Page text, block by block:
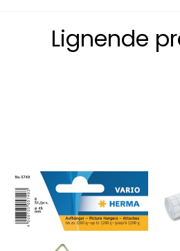
Lignende